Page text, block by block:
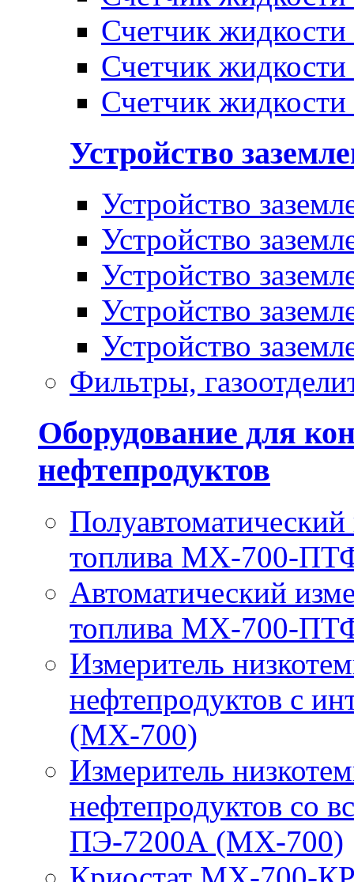
Счетчик
Счетчик
Счетчик
Устройство
Устройство
Устройство
Устройство
Устройство
Устройство
Фильтры,
Оборудование для
нефтепродуктов
топлива МХ-700-
Автоматический
топлива МХ-700-
Измеритель
нефтепродуктов с
(МХ-700)
Измеритель
нефтепродуктов со
ПЭ-7200А (МХ-700)